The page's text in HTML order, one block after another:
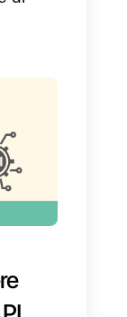
account non
messaggi
Questo